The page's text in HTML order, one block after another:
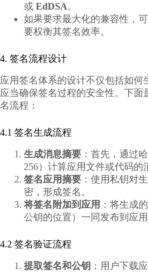
或 EdDSA。
如果要求最大化的兼容性，
要权衡其签名效率。
4. 签名流程设计
应用签名体系的设计不仅包括如何
应当确保签名过程的安全性。下面
名流程：
4.1 签名生成流程
生成消息摘要 ：首先，通过
256）计算应用文件或代码的
签名应用摘要 ：使用私钥对
密，形成签名。
将签名附加到应用 ：将生成
公钥的位置）一同发布到应用
4.2 签名验证流程
提取签名和公钥 ：用户下载